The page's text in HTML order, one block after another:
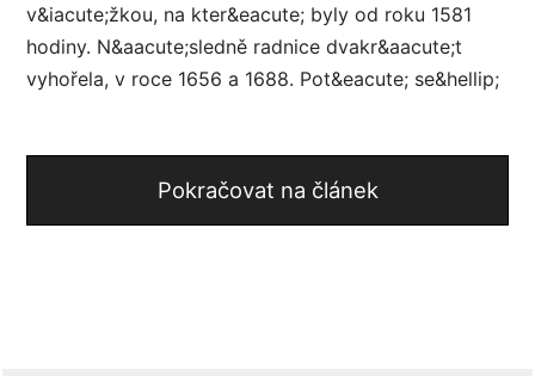
v&iacute;žkou, na kter&eacute; byly od roku 1581
hodiny. N&aacute;sledně radnice dvakr&aacute;t
vyhořela, v roce 1656 a 1688. Pot&eacute; se&hellip;
Pokračovat na článek